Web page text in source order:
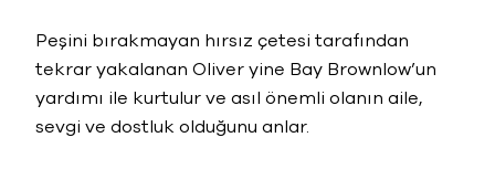
Peşini bırakmayan hırsız çetesi tarafından
tekrar yakalanan Oliver yine Bay Brownlow’un
yardımı ile kurtulur ve asıl önemli olanın aile,
sevgi ve dostluk olduğunu anlar.